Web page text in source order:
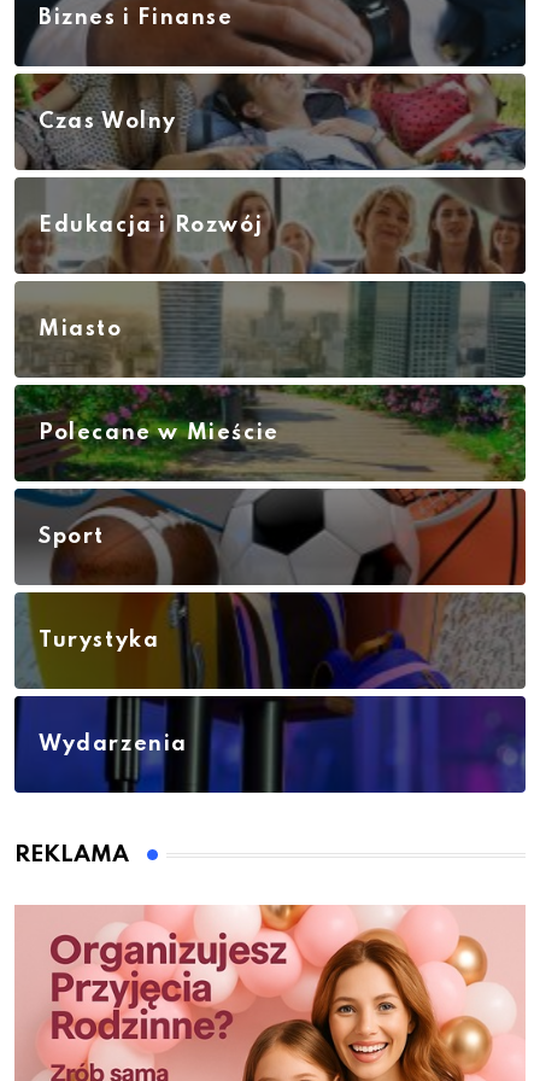
Biznes i Finanse
Czas Wolny
Edukacja i Rozwój
Miasto
Polecane w Mieście
Sport
Turystyka
Wydarzenia
REKLAMA